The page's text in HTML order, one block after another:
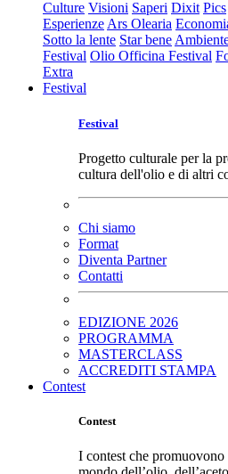
Culture Visioni Saperi Dixit Pics
Esperienze Ars Olearia
Sotto la lente Star bene
Festival Olio Officina Festival
Extra
Festival
Festival
Progetto culturale per la
cultura dell'olio e di altri
Chi siamo
Format
Diventa Partner
Contatti
EDIZIONE 2026
PROGRAMMA
MASTERCLASS
ACCREDITI STAMPA
Contest
Contest
I contest che